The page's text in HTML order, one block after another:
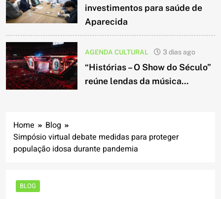
investimentos para saúde de
Aparecida
AGENDA CULTURAL 3 dias ago
“Histórias – O Show do Século”
reúne lendas da música...
Home
Blog
Simpósio virtual debate medidas para proteger
população idosa durante pandemia
BLOG